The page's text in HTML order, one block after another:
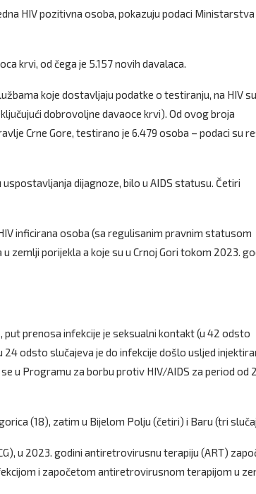
HIV pozitivna osoba, pokazuju podaci Ministarstva
krvi, od čega je 5.157 novih davalaca.
koje dostavljaju podatke o testiranju, na HIV su
dobrovoljne davaoce krvi). Od ovog broja
Crne Gore, testirano je 6.479 osoba – podaci su
dijagnoze, bilo u AIDS statusu. Četiri
inficirana osoba (sa regulisanim pravnim statusom
zemlji porijekla a koje su u Crnoj Gori tokom 2023.
prenosa infekcije je seksualni kontakt (u 42 odsto
odsto slučajeva je do infekcije došlo usljed
u Programu za borbu protiv HIV/AIDS za period od
(18), zatim u Bijelom Polju (četiri) i Baru (tri
u 2023. godini antiretrovirusnu terapiju (ART)
i započetom antiretrovirusnom terapijom u